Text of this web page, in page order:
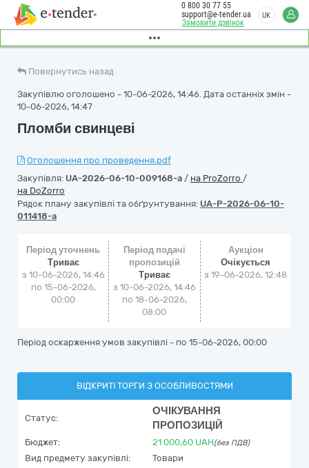
Замовити дзвінок
0 800 30 77 55
support@e-tender.ua
UK
Повернутись назад
Закупівлю оголошено - 10-06-2026, 14:46. Дата останніх змін -
10-06-2026, 14:47
Пломби свинцеві
Оголошення про проведення.pdf
Закупівля: UA-2026-06-10-009168-a / на ProZorro /
на DoZorro
Рядок плану закупівлі та обґрунтування: UA-P-2026-06-10-
011418-a
Період уточнень
Триває
з 10-06-2026, 14:46
по 15-06-2026,
00:00
Період подачі
пропозицій
Триває
з 10-06-2026, 14:46
по 18-06-2026,
08:00
Аукціон
Очікується
з19-06-2026, 12:48
Період оскарження умов закупівлі - по 15-06-2026, 00:00
ВІДКРИТІ ТОРГИ З ОСОБЛИВОСТЯМИ
Статус:
ОЧІКУВАННЯ
ПРОПОЗИЦІЙ
Бюджет: 21 000,60 UAH(без ПДВ)
Вид предмету закупівлі:
Товари